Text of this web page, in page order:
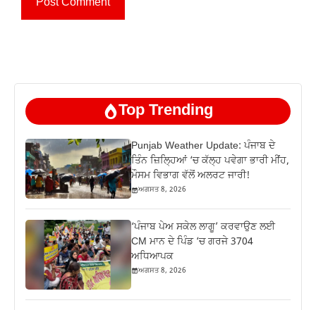
Top Trending
Punjab Weather Update: ਪੰਜਾਬ ਦੇ
ਤਿੰਨ ਜ਼‍ਿਲ੍ਹਿਆਂ ‘ਚ ਕੱਲ੍ਹ ਪਵੇਗਾ ਭਾਰੀ ਮੀਂਹ,
ਮੌਸਮ ਵਿਭਾਗ ਵੱਲੋਂ ਅਲਰਟ ਜਾਰੀ!
ਅਗਸਤ 8, 2026
‘ਪੰਜਾਬ ਪੇਅ ਸਕੇਲ ਲਾਗੂ’ ਕਰਵਾਉਣ ਲਈ
CM ਮਾਨ ਦੇ ਪਿੰਡ ‘ਚ ਗਰਜੇ 3704
ਅਧਿਆਪਕ
ਅਗਸਤ 8, 2026